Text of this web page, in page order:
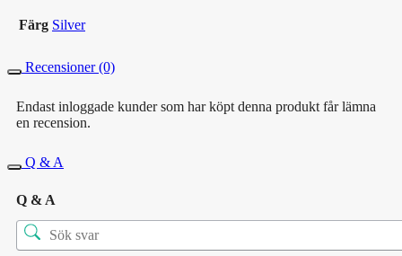
Färg Silver
Recensioner (0)
Endast inloggade kunder som har köpt denna produkt får lämna
en recension.
Q & A
Q & A